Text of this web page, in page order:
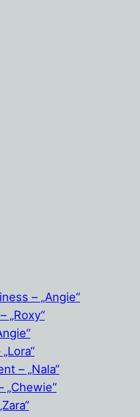
– „Angie“
„Roxy“
– „Nala“
„Chewie“